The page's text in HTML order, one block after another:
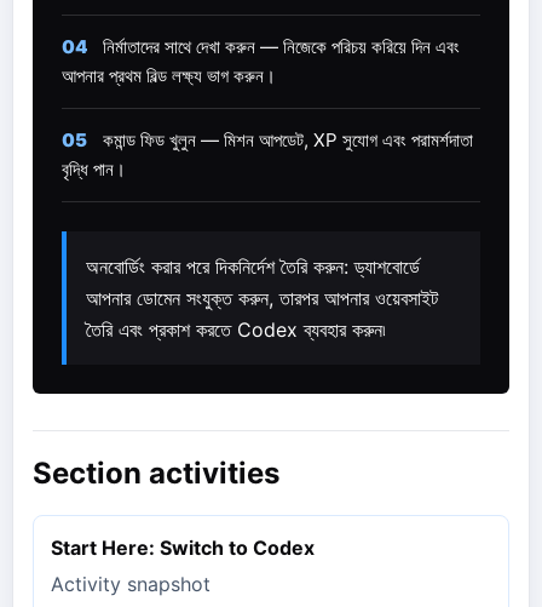
04
নির্মাতাদের সাথে দেখা করুন — নিজেকে পরিচয় করিয়ে দিন এবং
আপনার প্রথম বিল্ড লক্ষ্য ভাগ করুন।
05
কমান্ড ফিড খুলুন — মিশন আপডেট, XP সুযোগ এবং পরামর্শদাতা
বৃদ্ধি পান।
অনবোর্ডিং করার পরে দিকনির্দেশ তৈরি করুন: ড্যাশবোর্ডে
আপনার ডোমেন সংযুক্ত করুন, তারপর আপনার ওয়েবসাইট
তৈরি এবং প্রকাশ করতে Codex ব্যবহার করুন৷
Section activities
Start Here: Switch to Codex
Activity snapshot